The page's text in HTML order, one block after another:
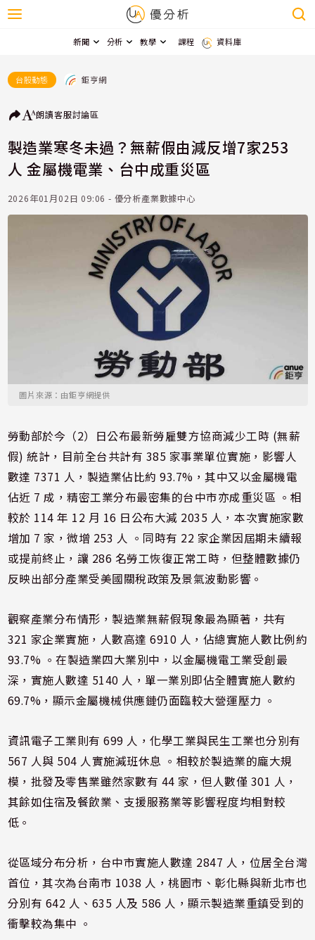
新聞 分析 教學 課程 資料庫
台股動態 鉅亨網
朗讀客服討論區
製造業寒冬未過？無薪假由減反增7家253
人 金屬機電業、台中成重災區
2026年01月02日 09:06 - 優分析產業數據中心
圖片來源：由鉅亨網提供
勞動部於今（2）日公布最新勞雇雙方協商減少工時 (無薪
假) 統計，目前全台共計有 385 家事業單位實施，影響人
數達 7371 人，製造業佔比約 93.7%，其中又以金屬機電
佔近 7 成，精密工業分布最密集的台中市亦成重災區 。相
較於 114 年 12 月 16 日公布大減 2035 人，本次實施家數
增加 7 家，微增 253 人 。同時有 22 家企業因屆期未續報
或提前終止，讓 286 名勞工恢復正常工時，但整體數據仍
反映出部分產業受美國關稅政策及景氣波動影響。
觀察產業分布情形，製造業無薪假現象最為顯著，共有
321 家企業實施，人數高達 6910 人，佔總實施人數比例約
93.7% 。在製造業四大業別中，以金屬機電工業受創最
深，實施人數達 5140 人，單一業別即佔全體實施人數約
69.7%，顯示金屬機械供應鏈仍面臨較大營運壓力 。
資訊電子工業則有 699 人，化學工業與民生工業也分別有
567 人與 504 人實施減班休息 。相較於製造業的龐大規
模，批發及零售業雖然家數有 44 家，但人數僅 301 人，
其餘如住宿及餐飲業、支援服務業等影響程度均相對較
低。
從區域分布分析，台中市實施人數達 2847 人，位居全台灣
首位，其次為台南市 1038 人，桃園市、彰化縣與新北市也
分別有 642 人、635 人及 586 人，顯示製造業重鎮受到的
衝擊較為集中 。